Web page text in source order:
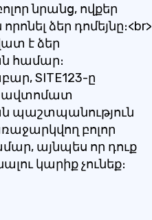
նրանց, ովքեր
ձեր դոմեյնը։<br>
է ձեր
համար։
SITE123-ը
ավտոմատ
պաշտպանություն
բոլոր
այնպես որ դուք
կարիք չունեք։